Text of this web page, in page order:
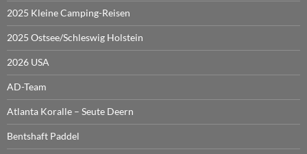
2025 Kleine Camping-Reisen
2025 Ostsee/Schleswig Holstein
2026 USA
AD-Team
Atlanta Koralle – Seute Deern
Bentshaft Paddel